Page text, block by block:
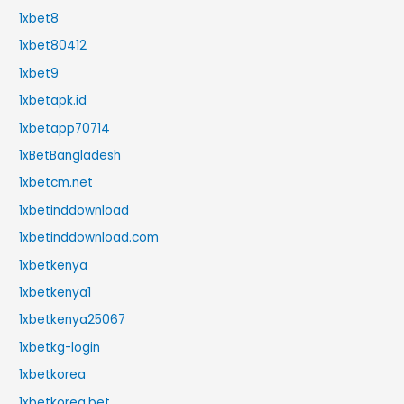
1xbet8
1xbet80412
1xbet9
1xbetapk.id
1xbetapp70714
1xBetBangladesh
1xbetcm.net
1xbetinddownload
1xbetinddownload.com
1xbetkenya
1xbetkenya1
1xbetkenya25067
1xbetkg-login
1xbetkorea